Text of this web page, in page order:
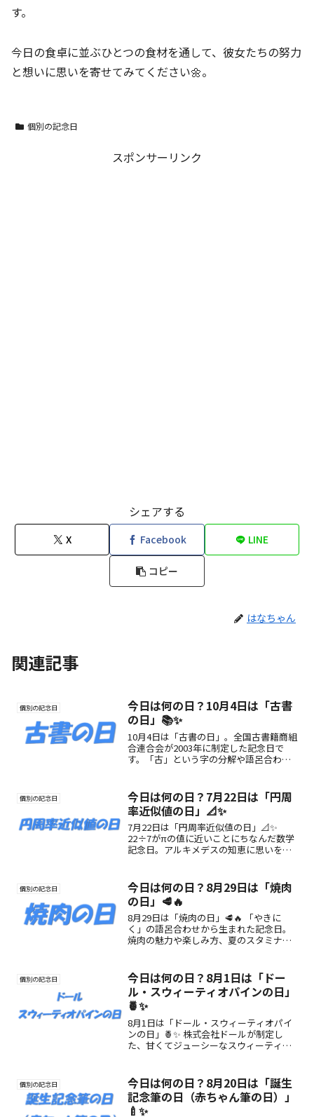
す。
今日の食卓に並ぶひとつの食材を通して、彼女たちの努力
と想いに思いを寄せてみてください🌼。
個別の記念日
スポンサーリンク
シェアする
X Facebook LINE
コピー
はなちゃん
関連記事
個別の記念日
今日は何の日？10月4日は「古書
の日」📚✨
10月4日は「古書の日」。全国古書籍商組
合連合会が2003年に制定した記念日で
す。「古」という字の分解や語呂合わせ
す。
個別の記念日
今日は何の日？7月22日は「円周
率近似値の日」📐✨
7月22日は「円周率近似値の日」📐✨
22÷7がπの値に近いことにちなんだ数学
記念日。アルキメデスの知恵に思いをは
個別の記念日
今日は何の日？8月29日は「焼肉
の日」🥩🔥
8月29日は「焼肉の日」🥩🔥 「やきに
く」の語呂合わせから生まれた記念日。
焼肉の魅力や楽しみ方、夏のスタミナ補
個別の記念日
今日は何の日？8月1日は「ドー
ル・スウィーティオパインの日」
🍍✨
8月1日は「ドール・スウィーティオパイ
ンの日」🍍✨ 株式会社ドールが制定し
た、甘くてジューシーなスウィーティオ
夏にぴったりのフルーツ記念日です！
個別の記念日
今日は何の日？8月20日は「誕生
記念筆の日（赤ちゃん筆の日）」
🍼✨